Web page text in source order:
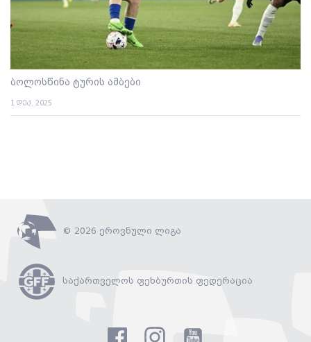
ბოლოსწინა ტურის ამბები
1 დეკ. 2025
© 2026 ეროვნული ლიგა
საქართველოს ფეხბურთის ფედერაცია